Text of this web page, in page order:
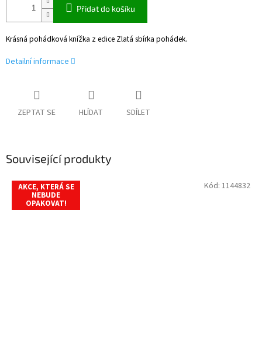
Přidat do košíku
Krásná pohádková knížka z edice Zlatá sbírka pohádek.
Detailní informace
ZEPTAT SE HLÍDAT SDÍLET
Související produkty
AKCE, KTERÁ SE
NEBUDE
OPAKOVAT!
Kód: 1144832